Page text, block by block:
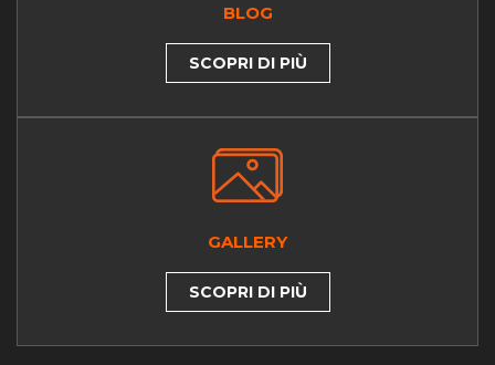
BLOG
SCOPRI DI PIÙ
GALLERY
SCOPRI DI PIÙ